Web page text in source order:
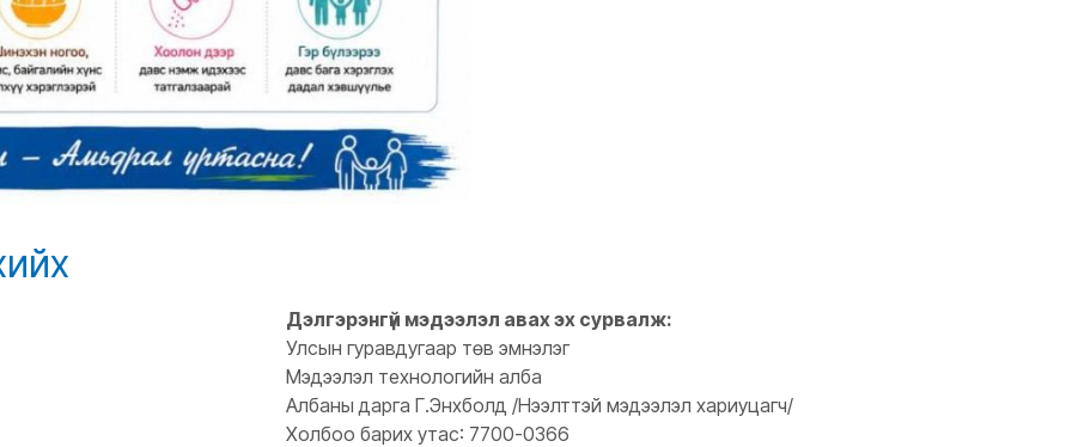
Дэлгэрэнгүй мэдээлэл авах эх сурвалж:
Улсын гуравдугаар төв эмнэлэг
Мэдээлэл технологийн алба
Албаны дарга Г.Энхболд /Нээлттэй мэдээлэл хариуцагч/
Холбоо барих утас: 7700-0366